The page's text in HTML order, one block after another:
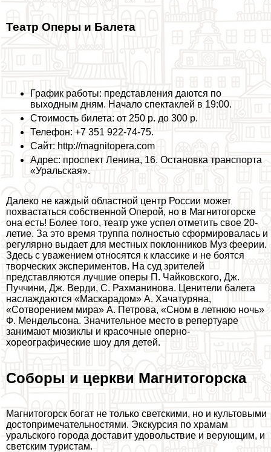
Театр Оперы и Балета
График работы: представления даются по
выходным дням. Начало спектаклей в 19:00.
Стоимость билета: от 250 р. до 300 р.
Телефон: +7 351 922-74-75.
Сайт: http://magnitopera.com
Адрес: проспект Ленина, 16. Остановка трaнcпорта
«Уральская».
Далеко не каждый областной центр России может
похвастаться собственной Оперой, но в Магнитогорске
она есть! Более того, театр уже успел отметить свое 20-
летие. За это время труппа полностью сформировалась и
регулярно выдает для местных поклонников Муз феерии.
Здесь с уважением относятся к классике и не боятся
творческих экспериментов. На суд зрителей
представляются лучшие оперы П. Чайковского, Дж.
Пуччини, Дж. Верди, С. Рахманинова. Ценители балета
наслаждаются «Маскарадом» А. Хачатуряна,
«Сотворением мира» А. Петрова, «Сном в летнюю ночь»
Ф. Мендельсона. Значительное место в репертуаре
занимают мюзиклы и красочные оперно-
хореографические шоу для детей.
Соборы и церкви Магнитогорска
Магнитогорск богат не только светскими, но и культовыми
достопримечательностями. Экскурсия по храмам
уральского города доставит удовольствие и верующим, и
светским туристам.